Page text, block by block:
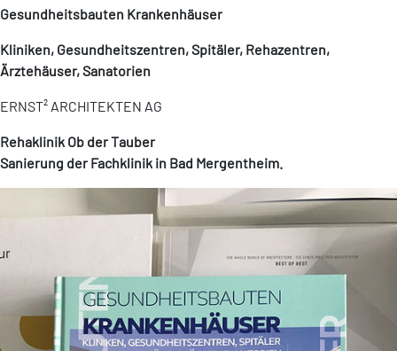
Gesundheitsbauten Krankenhäuser
Kliniken, Gesundheitszentren, Spitäler, Rehazentren,
Ärztehäuser, Sanatorien
ERNST² ARCHITEKTEN AG
Rehaklinik Ob der Tauber
Sanierung der Fachklinik in Bad Mergentheim.